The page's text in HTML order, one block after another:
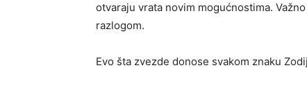
otvaraju vrata novim mogućnostima.
razlogom.
Evo šta zvezde donose svakom znaku